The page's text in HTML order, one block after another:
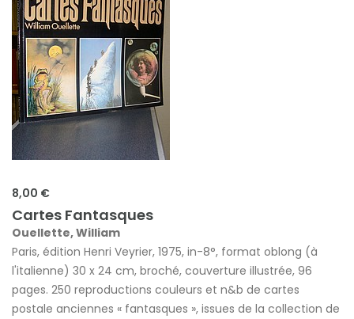
8,00 €
Cartes Fantasques
Ouellette, William
Paris, édition Henri Veyrier, 1975, in-8°, format oblong (à
l'italienne) 30 x 24 cm, broché, couverture illustrée, 96
pages. 250 reproductions couleurs et n&b de cartes
postale anciennes « fantasques », issues de la collection de